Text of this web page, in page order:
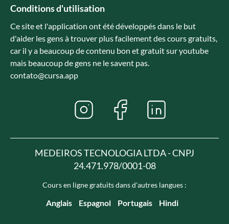
Conditions d'utilisation
Ce site et l'application ont été développés dans le but
d'aider les gens à trouver plus facilement des cours gratuits,
car il y a beaucoup de contenu bon et gratuit sur youtube
mais beaucoup de gens ne le savent pas.
contato@cursa.app
MEDEIROS TECNOLOGIA LTDA - CNPJ
24.471.978/0001-08
Cours en ligne gratuits dans d'autres langues :
Anglais Espagnol Portugais Hindi